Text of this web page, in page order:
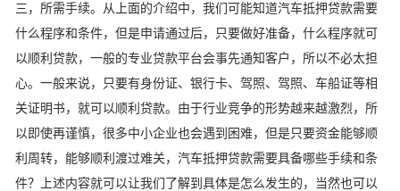
三，所需手续。从上面的介绍中，我们可能知道汽车抵押贷款需要
什么程序和条件，但是申请通过后，只要做好准备，什么程序就可
以顺利贷款，一般的专业贷款平台会事先通知客户，所以不必太担
心。一般来说，只要有身份证、银行卡、驾照、驾照、车船证等相
关证明书，就可以顺利贷款。由于行业竞争的形势越来越激烈，所
以即使再谨慎，很多中小企业也会遇到困难，但是只要资金能够顺
利周转，能够顺利渡过难关，汽车抵押贷款需要具备哪些手续和条
件？上述内容就可以让我们了解到具体是怎么发生的，当然也可以